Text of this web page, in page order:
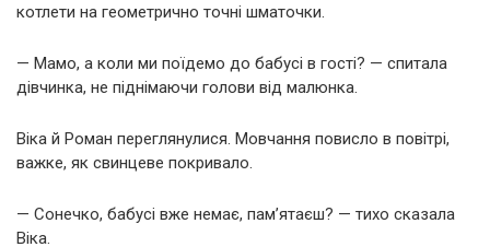
котлети на геометрично точні шматочки.
— Мамо, а коли ми поїдемо до бабусі в гості? — спитала
дівчинка, не піднімаючи голови від малюнка.
Віка й Роман переглянулися. Мовчання повисло в повітрі,
важке, як свинцеве покривало.
— Сонечко, бабусі вже немає, пам’ятаєш? — тихо сказала
Віка.